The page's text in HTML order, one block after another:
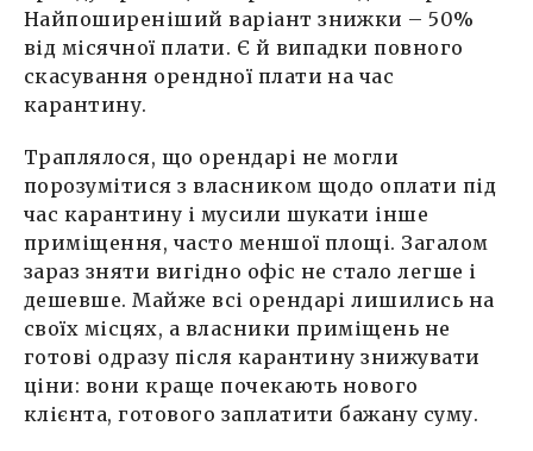
Найпоширеніший варіант знижки – 50%
від місячної плати. Є й випадки повного
скасування орендної плати на час
карантину.
Траплялося, що орендарі не могли
порозумітися з власником щодо оплати під
час карантину і мусили шукати інше
приміщення, часто меншої площі. Загалом
зараз зняти вигідно офіс не стало легше і
дешевше. Майже всі орендарі лишились на
своїх місцях, а власники приміщень не
готові одразу після карантину знижувати
ціни: вони краще почекають нового
клієнта, готового заплатити бажану суму.